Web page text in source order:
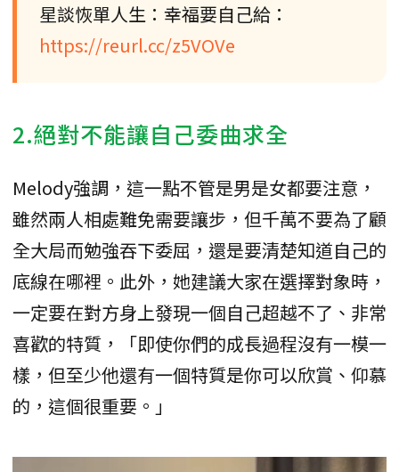
星談恢單人生：幸福要自己給：
https://reurl.cc/z5VOVe
2.絕對不能讓自己委曲求全
Melody強調，這一點不管是男是女都要注意，
雖然兩人相處難免需要讓步，但千萬不要為了顧
全大局而勉強吞下委屈，還是要清楚知道自己的
底線在哪裡。此外，她建議大家在選擇對象時，
一定要在對方身上發現一個自己超越不了、非常
喜歡的特質，「即使你們的成長過程沒有一模一
樣，但至少他還有一個特質是你可以欣賞、仰慕
的，這個很重要。」